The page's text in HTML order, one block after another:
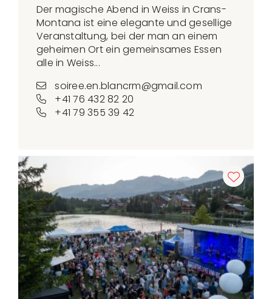
Der magische Abend in Weiss in Crans-
Montana ist eine elegante und gesellige
Veranstaltung, bei der man an einem
geheimen Ort ein gemeinsames Essen
alle in Weiss...
soiree.en.blancrm@gmail.com
+41 76 432 82 20
+41 79 355 39 42